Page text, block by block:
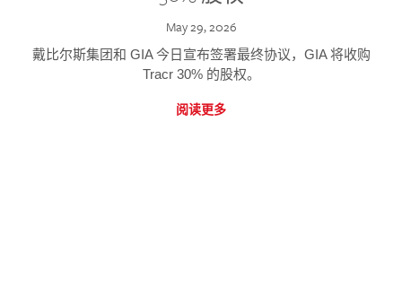
May 29, 2026
戴比尔斯集团和 GIA 今日宣布签署最终协议，GIA 将收购
Tracr 30% 的股权。
阅读更多